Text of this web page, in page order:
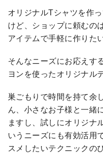
オリジナルTシャツを作っ
けど、ショップに頼むの
アイテムで手軽に作りた
そんなニーズにお応えす
ヨンを使ったオリジナル
巣ごもりで時間を持て余
ん、小さなお子様と一緒
ますし、試しにオリジナ
いうニーズにも有効活用
スメしたいテクニックの